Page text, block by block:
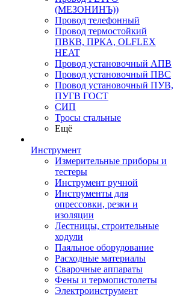
(МЕЗОНИНЪ))
Провод телефонный
Провод термостойкий
ПВКВ, ПРКА, OLFLEX
HEAT
Провод установочный АПВ
Провод установочный ПВС
Провод установочный ПУВ,
ПУГВ ГОСТ
СИП
Тросы стальные
Ещё
Инструмент
Измерительные приборы и
тестеры
Инструмент ручной
Инструменты для
опрессовки, резки и
изоляции
Лестницы, строительные
ходули
Паяльное оборудование
Расходные материалы
Сварочные аппараты
Фены и термопистолеты
Электроинструмент